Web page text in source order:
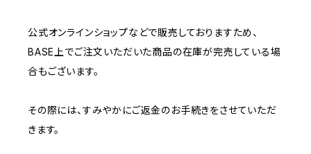
公式オンラインショップなどで販売しておりますため、
BASE上でご注文いただいた商品の在庫が完売している場
合もございます。
その際には、すみやかにご返金のお手続きをさせていただ
きます。